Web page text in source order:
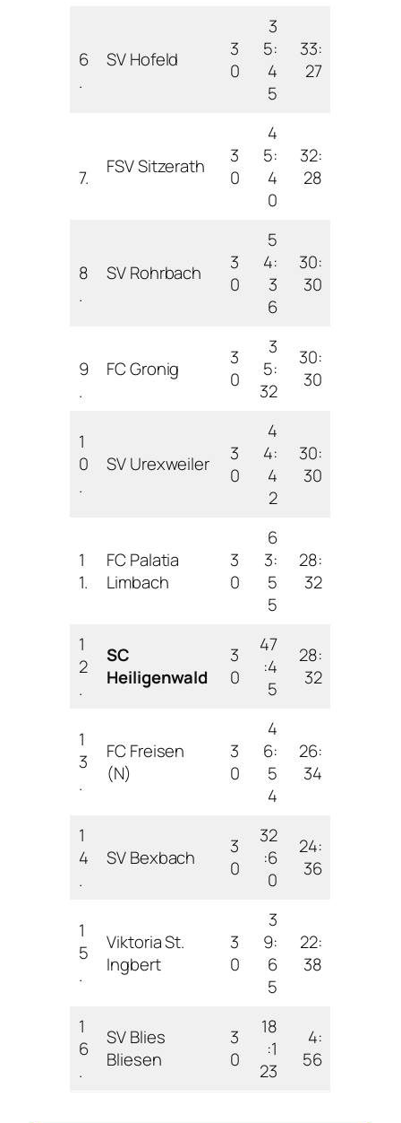
6
.
SV Hofeld
3
0
3
5:
4
5
33:
27
7. FSV Sitzerath
3
0
4
5:
4
0
32:
28
8
.
SV Rohrbach
3
0
5
4:
3
6
30:
30
9
.
FC Gronig
3
0
3
5:
32
30:
30
1
0
.
SV Urexweiler
3
0
4
4:
4
2
30:
30
1
1.
FC Palatia
Limbach
3
0
6
3:
5
5
28:
32
1
2
.
SC
Heiligenwald
3
0
47
:4
5
28:
32
1
3
.
FC Freisen
(N)
3
0
4
6:
5
4
26:
34
1
4
.
SV Bexbach
3
0
32
:6
0
24:
36
1
5
.
Viktoria St.
Ingbert
3
0
3
9:
6
5
22:
38
1
6
.
SV Blies
Bliesen
3
0
18
:1
23
4:
56